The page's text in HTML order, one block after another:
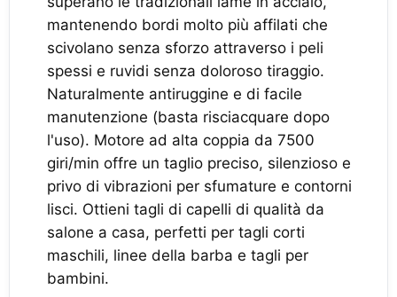
mantenendo bordi molto più affilati che
scivolano senza sforzo attraverso i peli
spessi e ruvidi senza doloroso tiraggio.
Naturalmente antiruggine e di facile
manutenzione (basta risciacquare dopo
l'uso). Motore ad alta coppia da 7500
giri/min offre un taglio preciso, silenzioso e
privo di vibrazioni per sfumature e contorni
lisci. Ottieni tagli di capelli di qualità da
salone a casa, perfetti per tagli corti
maschili, linee della barba e tagli per
bambini.